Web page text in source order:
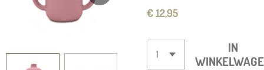
€ 12,95
IN